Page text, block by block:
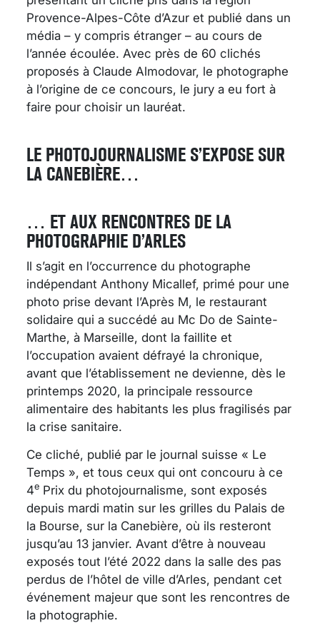
Provence-Alpes-Côte d’Azur et publié dans un
média – y compris étranger – au cours de
l’année écoulée. Avec près de 60 clichés
proposés à Claude Almodovar, le photographe
à l’origine de ce concours, le jury a eu fort à
faire pour choisir un lauréat.
LE PHOTOJOURNALISME S’EXPOSE SUR
LA CANEBIÈRE…
… ET AUX RENCONTRES DE LA
PHOTOGRAPHIE D’ARLES
Il s’agit en l’occurrence du photographe
indépendant Anthony Micallef, primé pour une
photo prise devant l’Après M, le restaurant
solidaire qui a succédé au Mc Do de Sainte-
Marthe, à Marseille, dont la faillite et
l’occupation avaient défrayé la chronique,
avant que l’établissement ne devienne, dès le
printemps 2020, la principale ressource
alimentaire des habitants les plus fragilisés par
la crise sanitaire.
Ce cliché, publié par le journal suisse « Le
Temps », et tous ceux qui ont concouru à ce
4e Prix du photojournalisme, sont exposés
depuis mardi matin sur les grilles du Palais de
la Bourse, sur la Canebière, où ils resteront
jusqu’au 13 janvier. Avant d’être à nouveau
exposés tout l’été 2022 dans la salle des pas
perdus de l’hôtel de ville d’Arles, pendant cet
événement majeur que sont les rencontres de
la photographie.